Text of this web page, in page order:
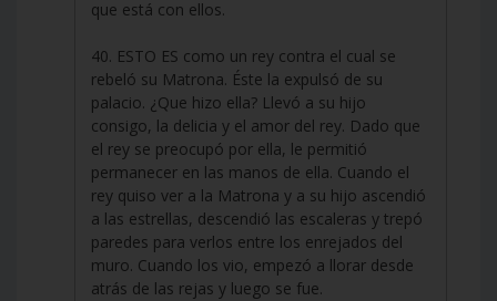
que está con ellos.
40. ESTO ES como un rey contra el cual se
rebeló su Matrona. Éste la expulsó de su
palacio. ¿Que hizo ella? Llevó a su hijo
consigo, la delicia y el amor del rey. Dado que
el rey se preocupó por ella, le permitió
permanecer en las manos de ella. Cuando el
rey quiso ver a la Matrona y a su hijo ascendió
a las estrellas, descendió las escaleras y trepó
paredes para verlos entre los enrejados del
muro. Cuando los vio, empezó a llorar desde
atrás de las rejas y luego se fue.